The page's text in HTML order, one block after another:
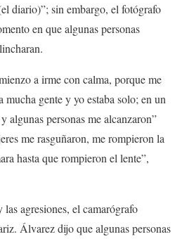
diario)”; sin embargo, el fotógrafo
en que algunas personas
a irme con calma, porque me
gente y yo estaba solo; en un
algunas personas me alcanzaron”
me rasguñaron, me rompieron la
hasta que rompieron el lente”,
agresiones, el camarógrafo
Álvarez dijo que algunas personas